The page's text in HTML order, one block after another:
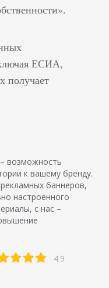
ЕСИА,
получает
возможность
к вашему бренду.
баннеров,
настроенного
с нас –
4.9